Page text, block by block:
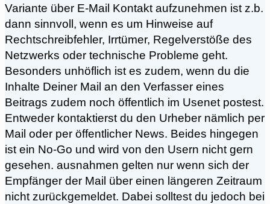
Variante über E-Mail Kontakt aufzunehmen ist z.b.
dann sinnvoll, wenn es um Hinweise auf
Rechtschreibfehler, Irrtümer, Regelverstöße des
Netzwerks oder technische Probleme geht.
Besonders unhöflich ist es zudem, wenn du die
Inhalte Deiner Mail an den Verfasser eines
Beitrags zudem noch öffentlich im Usenet postest.
Entweder kontaktierst du den Urheber nämlich per
Mail oder per öffentlicher News. Beides hingegen
ist ein No-Go und wird von den Usern nicht gern
gesehen. ausnahmen gelten nur wenn sich der
Empfänger der Mail über einen längeren Zeitraum
nicht zurückgemeldet. Dabei solltest du jedoch bei